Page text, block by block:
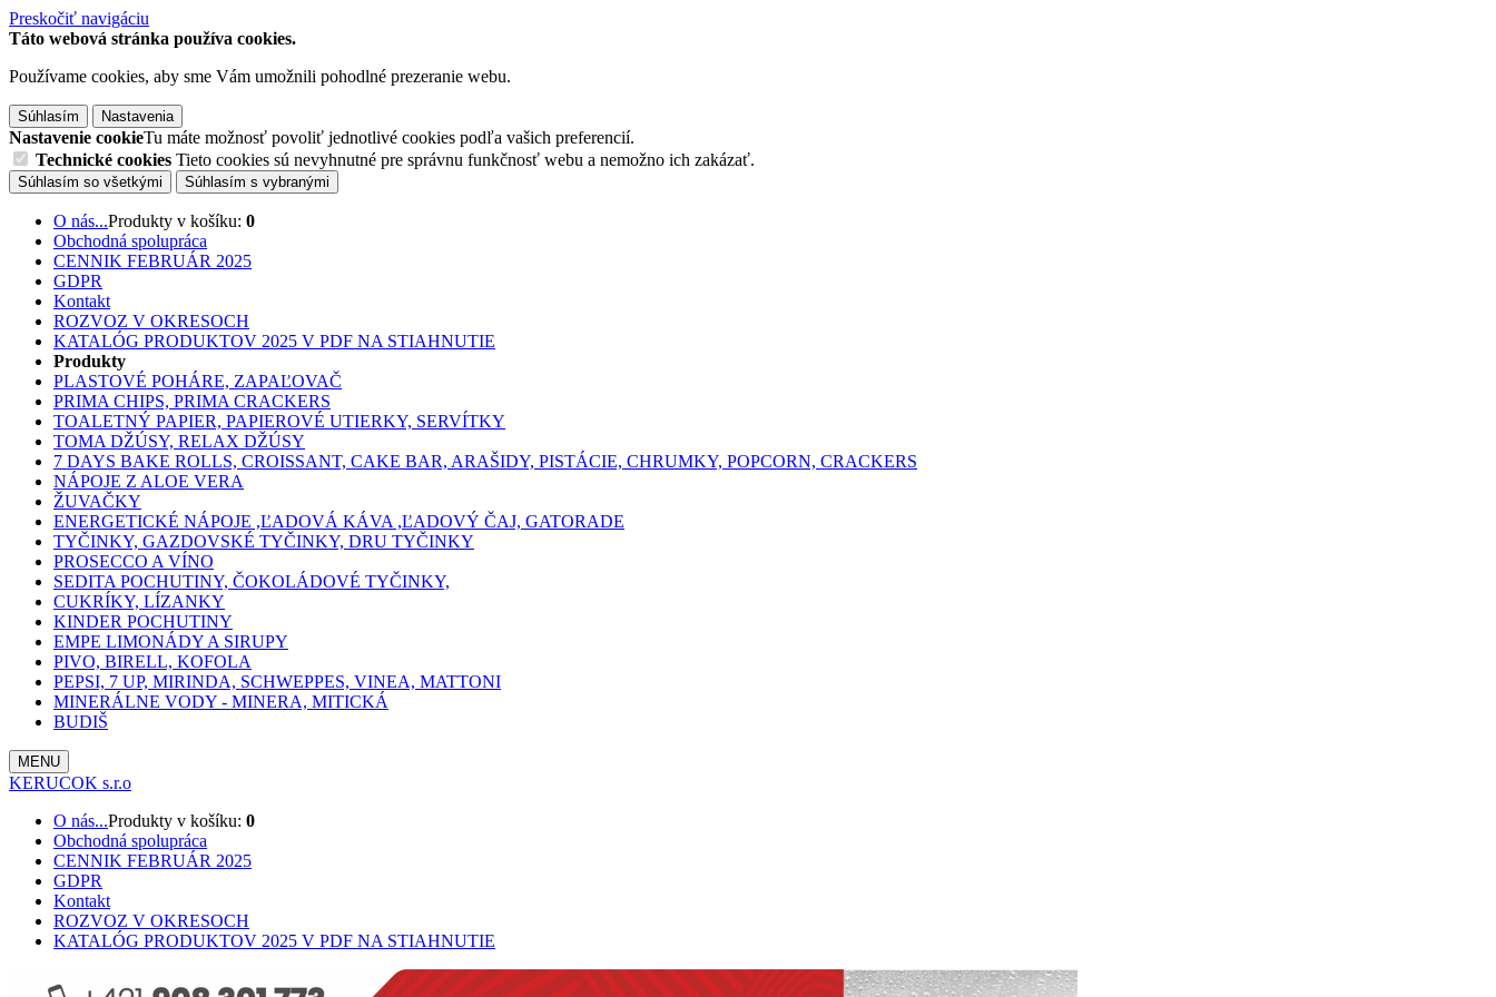
Preskočiť navigáciu
Táto webová stránka používa cookies.
Používame cookies, aby sme Vám umožnili pohodlné prezeranie webu.
Súhlasím Nastavenia
Nastavenie cookieTu máte možnosť povoliť jednotlivé cookies podľa vašich preferencií.
Technické cookies Tieto cookies sú nevyhnutné pre správnu funkčnosť webu a nemožno ich zakázať.
Súhlasím so všetkými Súhlasím s vybranými
O nás...Produkty v košíku: 0
Obchodná spolupráca
CENNIK FEBRUÁR 2025
GDPR
Kontakt
ROZVOZ V OKRESOCH
KATALÓG PRODUKTOV 2025 V PDF NA STIAHNUTIE
Produkty
PLASTOVÉ POHÁRE, ZAPAĽOVAČ
PRIMA CHIPS, PRIMA CRACKERS
TOALETNÝ PAPIER, PAPIEROVÉ UTIERKY, SERVÍTKY
TOMA DŽÚSY, RELAX DŽÚSY
7 DAYS BAKE ROLLS, CROISSANT, CAKE BAR, ARAŠIDY, PISTÁCIE, CHRUMKY, POPCORN, CRACKERS
NÁPOJE Z ALOE VERA
ŽUVAČKY
ENERGETICKÉ NÁPOJE ,ĽADOVÁ KÁVA ,ĽADOVÝ ČAJ, GATORADE
TYČINKY, GAZDOVSKÉ TYČINKY, DRU TYČINKY
PROSECCO A VÍNO
SEDITA POCHUTINY, ČOKOLÁDOVÉ TYČINKY,
CUKRÍKY, LÍZANKY
KINDER POCHUTINY
EMPE LIMONÁDY A SIRUPY
PIVO, BIRELL, KOFOLA
PEPSI, 7 UP, MIRINDA, SCHWEPPES, VINEA, MATTONI
MINERÁLNE VODY - MINERA, MITICKÁ
BUDIŠ
MENU
KERUCOK s.r.o
O nás...Produkty v košíku: 0
Obchodná spolupráca
CENNIK FEBRUÁR 2025
GDPR
Kontakt
ROZVOZ V OKRESOCH
KATALÓG PRODUKTOV 2025 V PDF NA STIAHNUTIE